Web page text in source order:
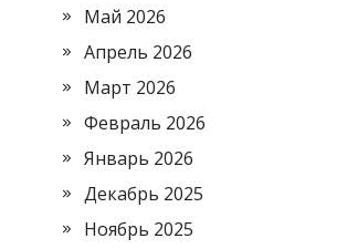
Май 2026
Апрель 2026
Март 2026
Февраль 2026
Январь 2026
Декабрь 2025
Ноябрь 2025